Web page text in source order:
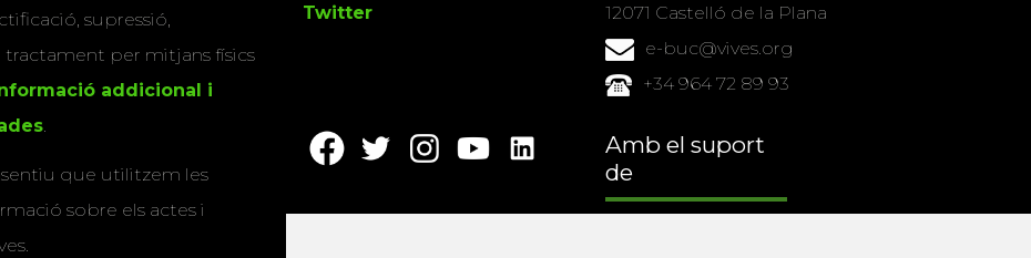
supressió,
per mitjans físics
addicional i
que utilitzem les
sobre els actes i
Twitter
12071 Castelló de la Plana
e-buc@vives.org
+34 964 72 89 93
Amb el suport
de